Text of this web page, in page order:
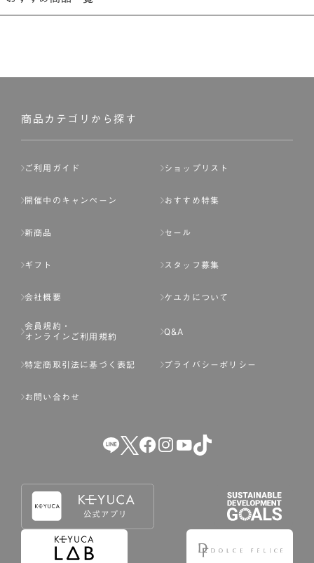
商品カテゴリから探す
ご利用ガイド ショップリスト
開催中のキャンペーン おすすめ特集
新商品 セール
ギフト スタッフ募集
会社概要 ケユカについて
会員規約・
オンラインご利用規約
Q&A
特定商取引法に基づく表記 プライバシーポリシー
お問い合わせ